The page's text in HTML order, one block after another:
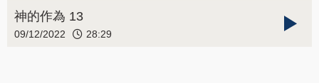
神的作為 13
09/12/2022 28:29